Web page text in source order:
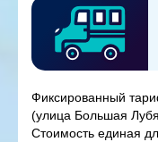
Фиксированный
(улица Большая
Стоимость единая